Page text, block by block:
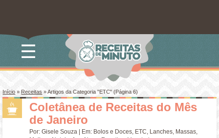
☰
Início»Receitas »Artigos da Categoria "ETC" (Página 6)
Coletânea de Receitas do Mês
de Janeiro
Por:Gisele Souza | Em: Bolos e Doces, ETC, Lanches, Massas,